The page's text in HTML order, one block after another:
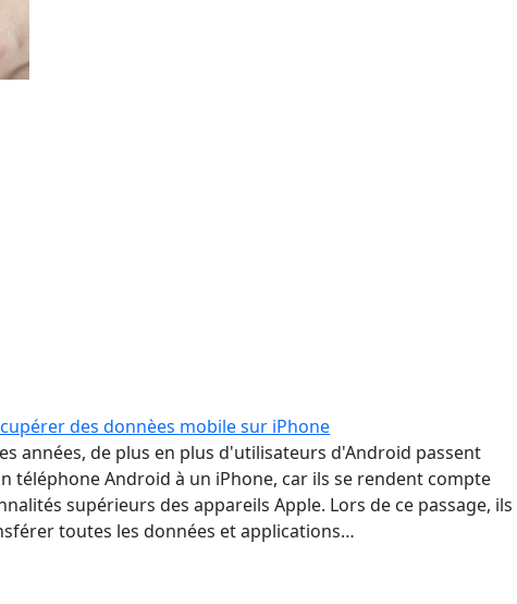
des donnèes mobile sur iPhone
années, de plus en plus d'utilisateurs d'Android passent
téléphone Android à un iPhone, car ils se rendent compte
supérieurs des appareils Apple. Lors de ce passage, ils
toutes les données et applications…